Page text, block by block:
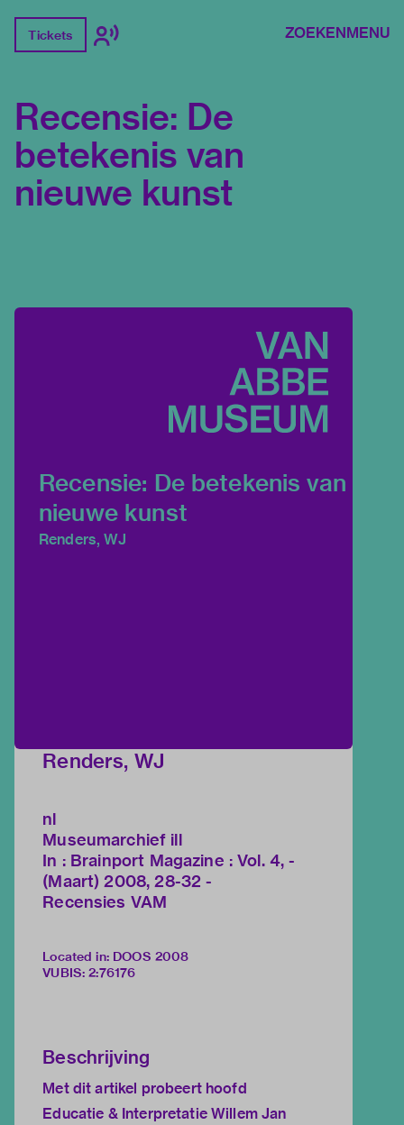
Tickets ZOEKENMENU
Recensie: De
betekenis van
nieuwe kunst
Recensie: De betekenis van
nieuwe kunst
Renders, WJ
Renders, WJ
nl
Museumarchief ill
In : Brainport Magazine : Vol. 4, -
(Maart) 2008, 28-32 -
Recensies VAM
Located in: DOOS 2008
VUBIS: 2:76176
Beschrijving
Met dit artikel probeert hoofd
Educatie & Interpretatie Willem Jan